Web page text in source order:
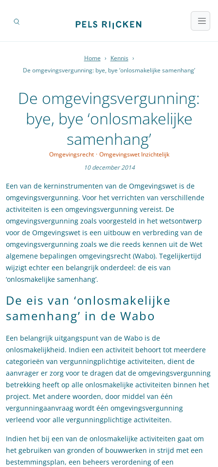
Home › Kennis ›
De omgevingsvergunning: bye, bye ‘onlosmakelijke samenhang’
De omgevingsvergunning:
bye, bye ‘onlosmakelijke
samenhang’
Omgevingsrecht · Omgevingswet Inzichtelijk
10 december 2014
Een van de kerninstrumenten van de Omgevingswet is de
omgevingsvergunning. Voor het verrichten van verschillende
activiteiten is een omgevingsvergunning vereist. De
omgevingsvergunning zoals voorgesteld in het wetsontwerp
voor de Omgevingswet is een uitbouw en verbreding van de
omgevingsvergunning zoals we die reeds kennen uit de Wet
algemene bepalingen omgevingsrecht (Wabo). Tegelijkertijd
wijzigt echter een belangrijk onderdeel: de eis van
‘onlosmakelijke samenhang’.
De eis van ‘onlosmakelijke
samenhang’ in de Wabo
Een belangrijk uitgangspunt van de Wabo is de
onlosmakelijkheid. Indien een activiteit behoort tot meerdere
categorieën van vergunningplichtige activiteiten, dient de
aanvrager er zorg voor te dragen dat de omgevingsvergunning
betrekking heeft op alle onlosmakelijke activiteiten binnen het
project. Met andere woorden, door middel van één
vergunningaanvraag wordt één omgevingsvergunning
verleend voor alle vergunningplichtige activiteiten.
Indien het bij een van de onlosmakelijke activiteiten gaat om
het gebruiken van gronden of bouwwerken in strijd met een
bestemmingsplan, een beheers verordening of een